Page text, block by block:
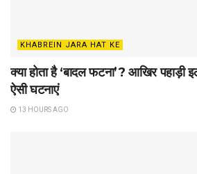
KHABREIN JARA HAT KE
क्या होता है ‘बादल फटना’? आखिर पहाड़ी
ऐसी घटनाएं
13 HOURS AGO